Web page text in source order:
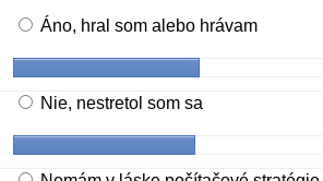
Áno, hral som alebo hrávam
Nie, nestretol som sa